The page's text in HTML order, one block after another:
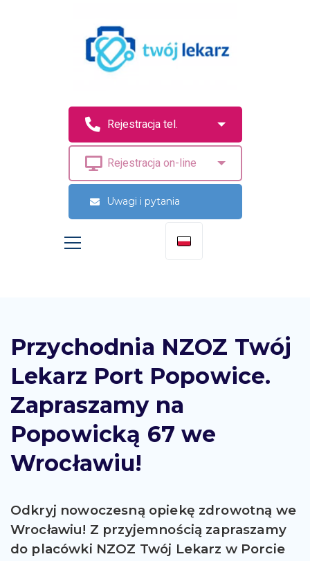
Uwagi i pytania
Przychodnia NZOZ Twój
Lekarz Port Popowice.
Zapraszamy na
Popowicką 67 we
Wrocławiu!
Odkryj nowoczesną opiekę zdrowotną we
Wrocławiu! Z przyjemnością zapraszamy
do placówki NZOZ Twój Lekarz w Porcie